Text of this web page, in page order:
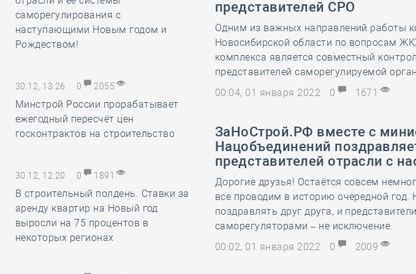
саморегулирования с
наступающими Новым годом и
Рождеством!
30.12, 13:26 0 2055
Минстрой России прорабатывает
ежегодный пересчёт цен
госконтрактов на строительство
30.12, 12:20 0 1891
В строительный полдень. Ставки за
аренду квартир на Новый год
выросли на 75 процентов в
некоторых регионах
представителей СРО
Одним из важных направлений работы
Новосибирской области по вопросам
комплекса является совместный
представителей саморегулируемой
00:04, 01 января 2022
0 1671
ЗаНоСтрой.РФ вместе с
Нацобъединений
представителей отрасли с
Дорогие друзья! Остаётся совсем
все проводим в историю очередной год.
поздравлять друг друга, и
саморегуляторами – не исключение.
00:02, 01 января 2022
0 2009